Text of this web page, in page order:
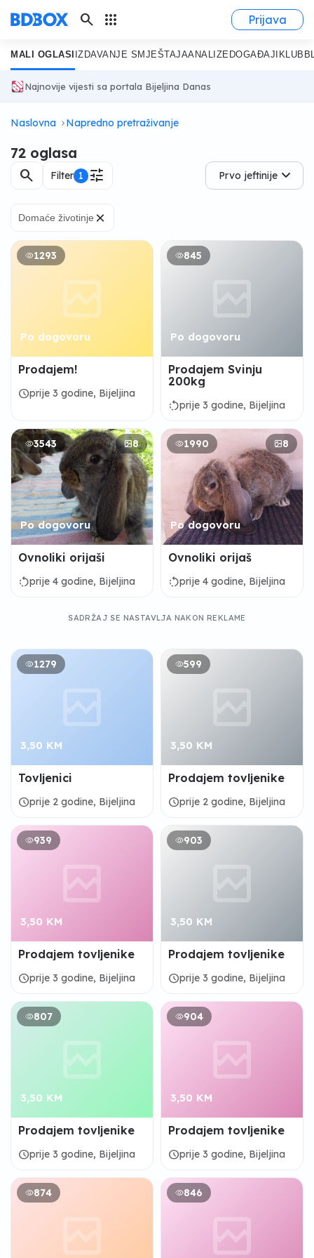
search apps Prijava
MALI OGLASI IZDAVANJE SMJEŠTAJAANALIZE DOGAĐAJI KLUB
Najnovije vijesti sa portala Bijeljina Danas
Naslovna Napredno pretraživanje
72 oglasa
search Filter 1 tune Prvo jeftinije
Domaće životinje ×
1293
Po dogovoru
Prodajem!
scheduleprije 3 godine, Bijeljina
845
Po dogovoru
Prodajem Svinju
200kg
rotate_leftprije 3 godine, Bijeljina
3543 8
Po dogovoru
Ovnoliki orijaši
rotate_leftprije 4 godine, Bijeljina
1990 8
Po dogovoru
Ovnoliki orijaš
rotate_leftprije 4 godine, Bijeljina
SADRŽAJ SE NASTAVLJA NAKON REKLAME
1279
3,50 KM
Tovljenici
scheduleprije 2 godine, Bijeljina
599
3,50 KM
Prodajem tovljenike
scheduleprije 2 godine, Bijeljina
939
3,50 KM
Prodajem tovljenike
scheduleprije 3 godine, Bijeljina
903
3,50 KM
Prodajem tovljenike
scheduleprije 3 godine, Bijeljina
807
3,50 KM
Prodajem tovljenike
scheduleprije 3 godine, Bijeljina
904
3,50 KM
Prodajem tovljenike
scheduleprije 3 godine, Bijeljina
874 846